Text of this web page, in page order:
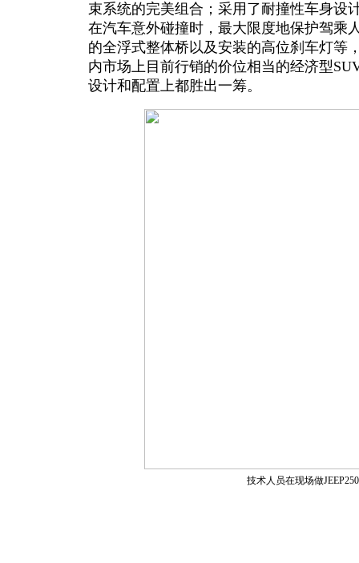
束系统的完美组合；采用了耐撞性车身设
在汽车意外碰撞时，最大限度地保护驾乘
的全浮式整体桥以及安装的高位刹车灯等
内市场上目前行销的价位相当的经济型
设计和配置上都胜出一筹。
技术人员在现场做